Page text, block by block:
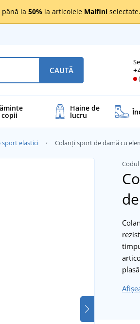
până la 50% la articolele Malfini
CAUTĂ
Haine de
lucru
sport elastici Colanți sport de damă cu